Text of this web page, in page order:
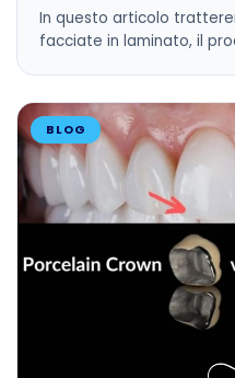
In questo articolo
facciate in laminato, il
BLOG